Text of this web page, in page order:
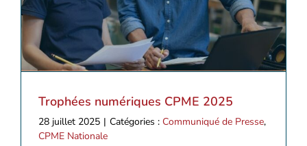
Trophées numériques CPME 2025
28 juillet 2025 | Catégories : Communiqué de Presse,
CPME Nationale